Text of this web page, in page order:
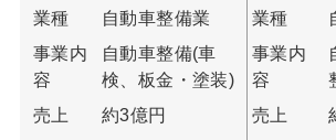
業種
自動車整備業
事業内
容
自動車整備(車
検、板金・塗装)
売上
約3億円
業種
事業内
容
売上